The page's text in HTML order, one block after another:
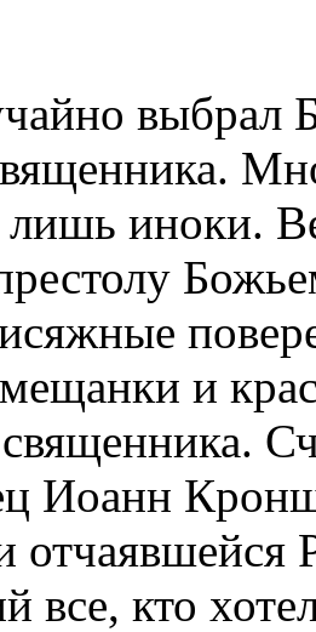
выбрал
иноки.
и
священника.
Иоанн
отчаявшейся
все, кто